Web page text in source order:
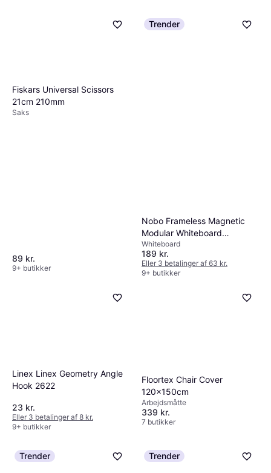
Fiskars Universal Scissors
21cm 210mm
Saks
89 kr.
9+ butikker
Trender
Nobo Frameless Magnetic
Modular Whiteboard
45x60cm
Whiteboard
189 kr.
Eller 3 betalinger af 63 kr.
9+ butikker
Linex Linex Geometry Angle
Hook 2622
23 kr.
Eller 3 betalinger af 8 kr.
9+ butikker
Floortex Chair Cover
120x150cm
Arbejdsmåtte
339 kr.
7 butikker
Trender Trender